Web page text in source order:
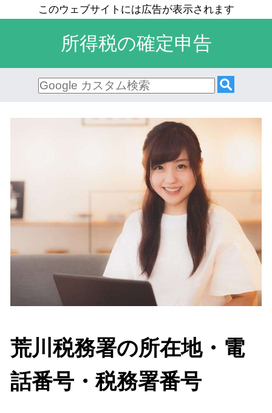
所得税の確定申告
荒川税務署の所在地・電
話番号・税務署番号